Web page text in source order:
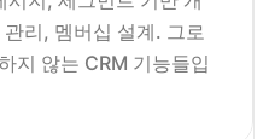
리, 멤버십 설계. 그로
지 않는 CRM 기능들입